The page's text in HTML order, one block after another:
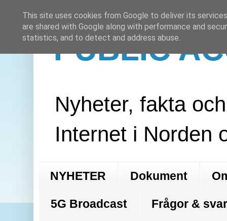
PUBLIC
Nyheter, fakta
Internet i Norden
NYHETER Dokument
5G Broadcast Frågor &
This site uses cookies from Google to deliver its
are shared with Google along with performance and
statistics, and to detect and address abuse.